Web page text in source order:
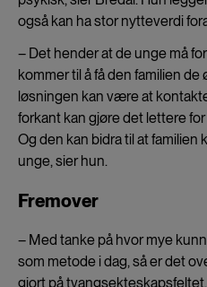
også kan ha stor nytteverdi
– Det hender at de unge må
kommer til å få den familien
løsningen kan være at
forkant kan gjøre det lettere
Og den kan bidra til at familien
unge, sier hun.
Fremover
– Med tanke på hvor mye
som metode i dag, så er det
gjort på